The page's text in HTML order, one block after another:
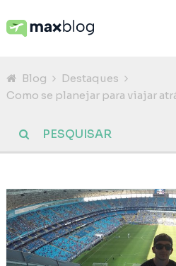
Blog
Destaques
Como se planejar para viajar